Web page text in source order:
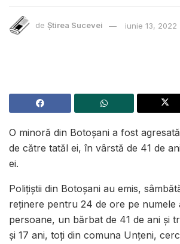
de Știrea Sucevei iunie 13, 2022
O minoră din Botoșani a fost
de către tatăl ei, în vârstă de 41 de
ei.
Polițiștii din Botoșani au emis,
reținere pentru 24 de ore pe numele
persoane, un bărbat de 41 de ani și
și 17 ani, toți din comuna Unțeni,